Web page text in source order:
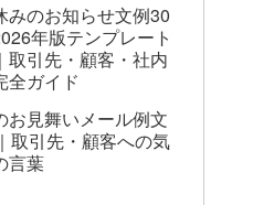
みのお知らせ文例30
年版テンプレート
取引先・顧客・社内
全ガイド
お見舞いメール例文
取引先・顧客への気
言葉